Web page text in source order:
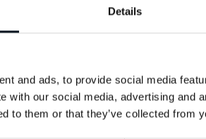
Details
and ads, to provide social media
with our social media, advertising and
to them or that they’ve collected from
Jo,
utan nöjda
30 år sedan, och